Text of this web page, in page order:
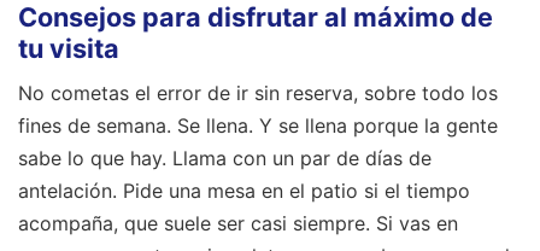
Consejos para disfrutar al máximo de
tu visita
No cometas el error de ir sin reserva, sobre todo los
fines de semana. Se llena. Y se llena porque la gente
sabe lo que hay. Llama con un par de días de
antelación. Pide una mesa en el patio si el tiempo
acompaña, que suele ser casi siempre. Si vas en